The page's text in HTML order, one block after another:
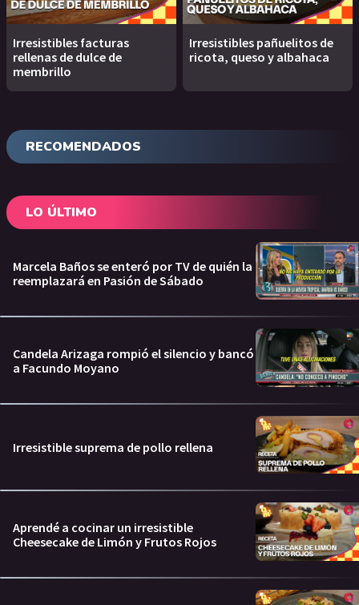
Irresistibles facturas
rellenas de dulce de
membrillo
Irresistibles pañuelitos de
ricota, queso y albahaca
RECOMENDADOS
LO ÚLTIMO
Marcela Baños se enteró por TV de quién la
reemplazará en Pasión de Sábado
Candela Arizaga rompió el silencio y bancó
a Facundo Moyano
Irresistible suprema de pollo rellena
Aprendé a cocinar un irresistible
Cheesecake de Limón y Frutos Rojos